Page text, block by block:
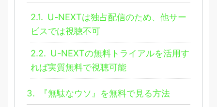
2.1. U-NEXTは独占配信のため、他サー
ビスでは視聴不可
2.2. U-NEXTの無料トライアルを活用す
れば実質無料で視聴可能
3. 『無駄なウソ』を無料で見る方法